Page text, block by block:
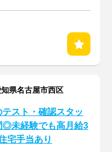
県名古屋市西区
テスト・確認スタッ
◎未経験でも高月給3
宅手当あり